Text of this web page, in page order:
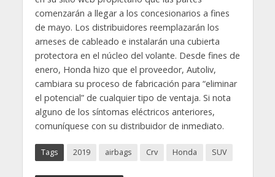
comenzarán a llegar a los concesionarios a fines
de mayo. Los distribuidores reemplazarán los
arneses de cableado e instalarán una cubierta
protectora en el núcleo del volante. Desde fines de
enero, Honda hizo que el proveedor, Autoliv,
cambiara su proceso de fabricación para “eliminar
el potencial” de cualquier tipo de ventaja. Si nota
alguno de los síntomas eléctricos anteriores,
comuníquese con su distribuidor de inmediato.
Tags 2019 airbags Crv Honda SUV